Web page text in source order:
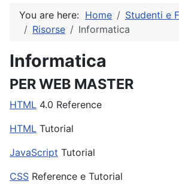
You are here: Home
Studenti e
Risorse
Informatica
Informatica
PER WEB MASTER
HTML 4.0 Reference
HTML Tutorial
JavaScript Tutorial
CSS Reference e Tutorial